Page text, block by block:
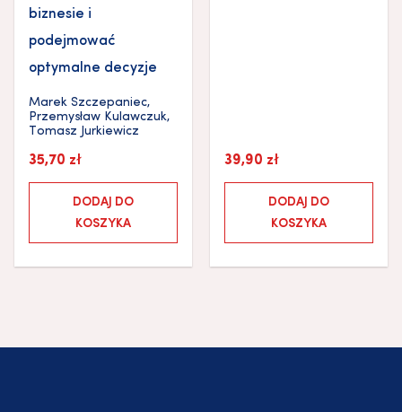
biznesie i
podejmować
optymalne decyzje
Marek Szczepaniec,
Przemysław Kulawczuk,
Tomasz Jurkiewicz
35,70 zł
DODAJ DO
KOSZYKA
39,90 zł
DODAJ DO
KOSZYKA